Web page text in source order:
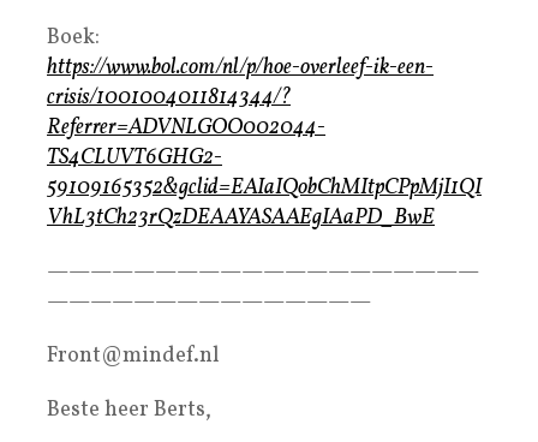
Boek:
https://www.bol.com/nl/p/hoe-overleef-ik-een-
crisis/1001004011814344/?
Referrer=ADVNLGOO002044-
TS4CLUVT6GHG2-
59109165352&gclid=EAIaIQobChMItpCPpMjI1QI
VhL3tCh23rQzDEAAYASAAEgIAaPD_BwE
————————————————————
———————————————
Front@mindef.nl
Beste heer Berts,